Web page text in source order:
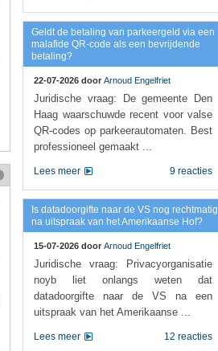
Geldt de betaling van parkeergeld via een
malafide QR-code als een bevrijdende
betaling?
22-07-2026 door Arnoud Engelfriet
Juridische vraag: De gemeente Den
Haag waarschuwde recent voor valse
QR-codes op parkeerautomaten. Best
professioneel gemaakt ...
9 reacties
Lees meer
Is datadoorgifte naar de VS nog rechtmatig
na uitspraak van het Amerikaanse Hof?
15-07-2026 door Arnoud Engelfriet
Juridische vraag: Privacyorganisatie
noyb liet onlangs weten dat
datadoorgifte naar de VS na een
uitspraak van het Amerikaanse ...
12 reacties
Lees meer